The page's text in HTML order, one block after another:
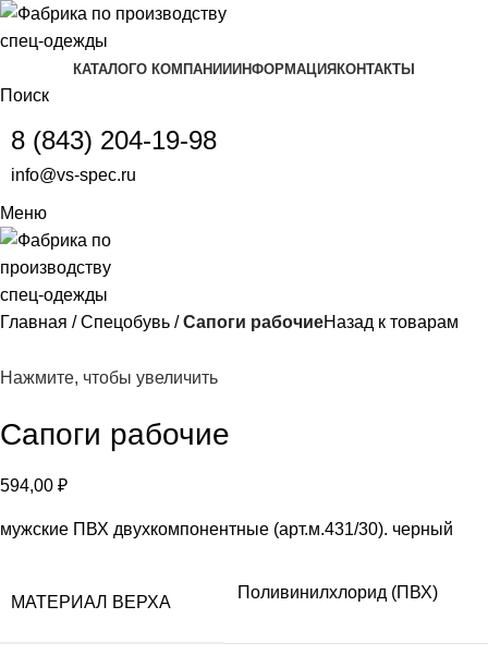
КАТАЛОГО КОМПАНИИ ИНФОРМАЦИЯ КОНТАКТЫ
Поиск
8 (843) 204-19-98
info@vs-spec.ru
Меню
Главная Спецобувь Сапоги рабочиеНазад к товарам
Нажмите, чтобы увеличить
Сапоги рабочие
594,00 ₽
мужские ПВХ двухкомпонентные (арт.м.431/30). черный
МАТЕРИАЛ ВЕРХА
Поливинилхлорид (ПВХ)